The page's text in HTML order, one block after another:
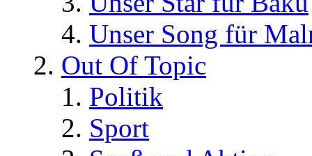
Unser Song für
Out Of Topic
Politik
Sport